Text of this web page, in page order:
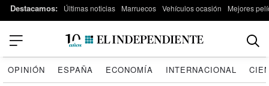
Destacamos: Últimas noticias Marruecos Vehículos ocasión Mejores
OPINIÓN ESPAÑA ECONOMÍA INTERNACIONAL